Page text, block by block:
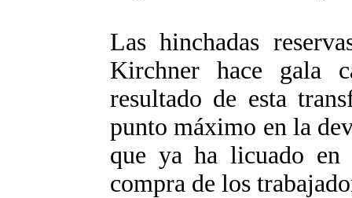
Las hinchadas
Kirchner hace gala
resultado de esta
punto máximo en la
que ya ha licuado
compra de los